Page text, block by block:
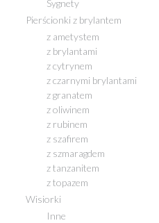
Sygnety
Pierścionki z brylantem
z ametystem
z brylantami
z cytrynem
z czarnymi brylantami
z granatem
z oliwinem
z rubinem
z szafirem
z szmaragdem
z tanzanitem
z topazem
Wisiorki
Inne